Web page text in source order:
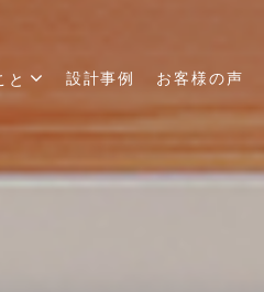
と 設計事例 お客様の声